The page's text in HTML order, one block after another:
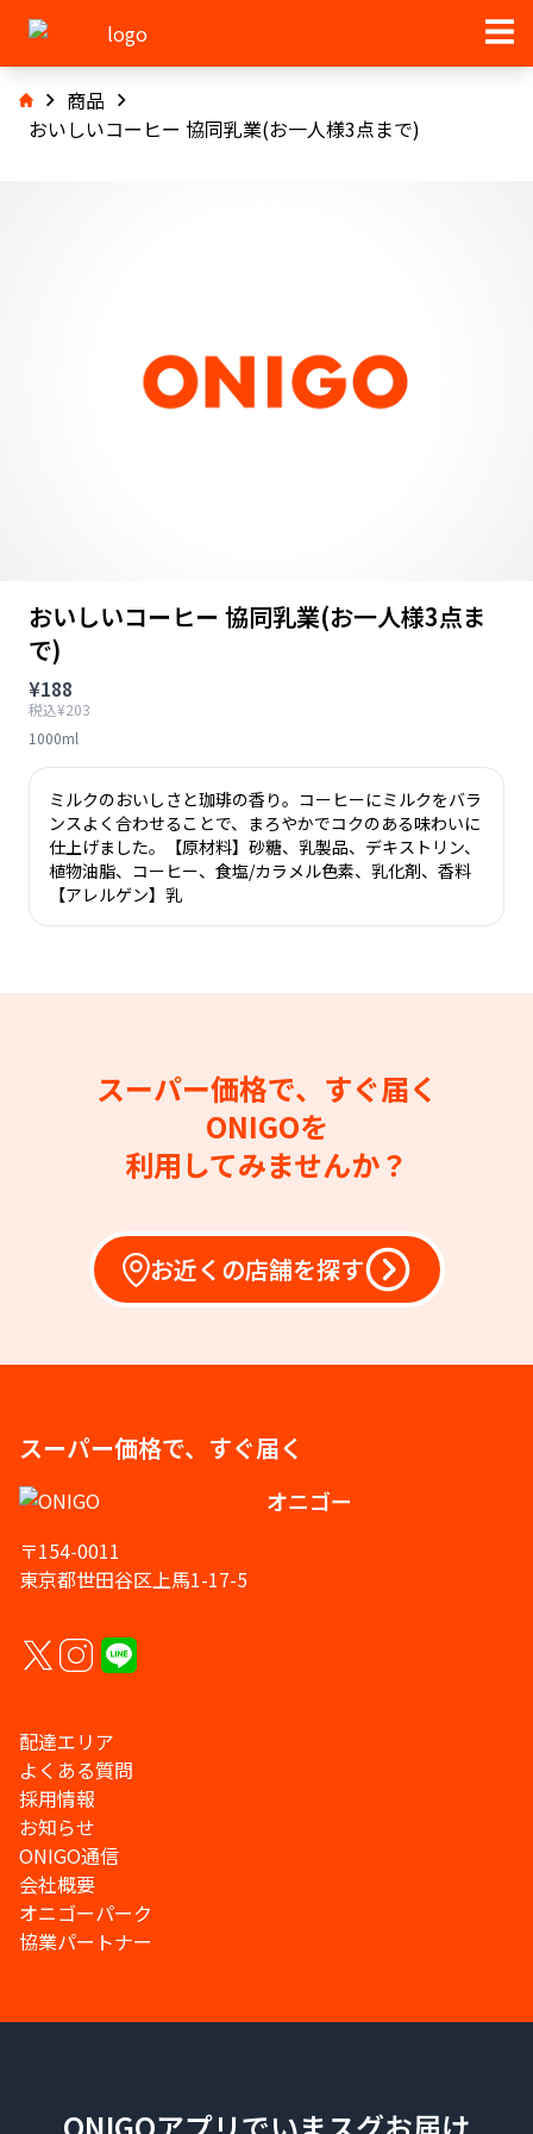
商品
おいしいコーヒー 協同乳業(お一人様3点まで)
おいしいコーヒー 協同乳業(お一人様3点ま
で)
¥188
税込¥203
1000ml
ミルクのおいしさと珈琲の香り。コーヒーにミルクをバラ
ンスよく合わせることで、まろやかでコクのある味わいに
仕上げました。【原材料】砂糖、乳製品、デキストリン、
植物油脂、コーヒー、食塩/カラメル色素、乳化剤、香料
【アレルゲン】乳
スーパー価格で、すぐ届く
ONIGOを
利用してみませんか？
お近くの店舗を探す
スーパー価格で、すぐ届く
オニゴー
〒154-0011
東京都世田谷区上馬1-17-5
配達エリア
よくある質問
採用情報
お知らせ
ONIGO通信
会社概要
オニゴーパーク
協業パートナー